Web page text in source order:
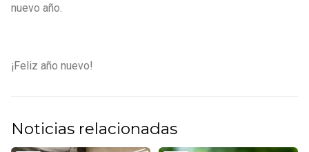
nuevo año.
¡Feliz año nuevo!
Noticias relacionadas